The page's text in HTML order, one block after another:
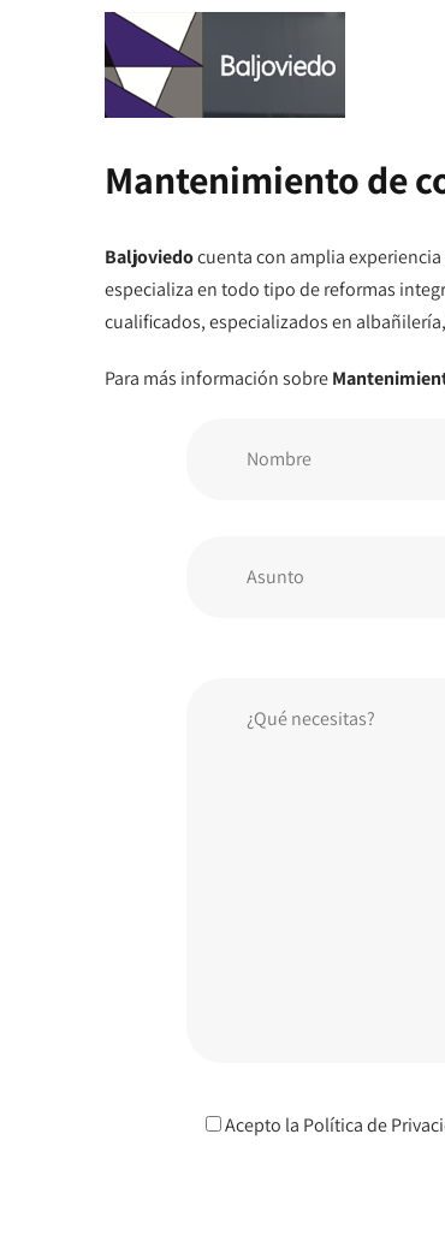
Mantenimiento de
Baljoviedocuenta con amplia
especializa en todo tipo de reformas
cualificados, especializados en
Para más información sobre
Acepto la Política de